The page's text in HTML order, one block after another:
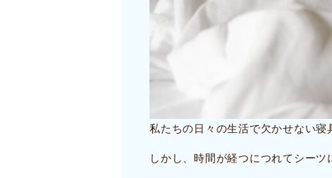
私たちの日々の生活で欠かせない寝
しかし、時間が経つにつれてシー